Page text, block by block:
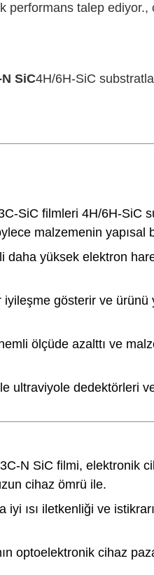
performans talep ediyor.,
SiC4H/6H-SiC
SiC filmleri 4H/6H-SiC
malzemenin yapısal
daha yüksek elektron
gösterir ve
ölçüde azalttı ve
ultraviyole dedektörleri
3C-N SiC filmi, elektronik
cihaz ömrü ile.
ısı iletkenliği ve
optoelektronik cihaz